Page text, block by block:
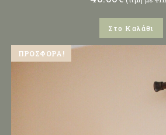
Στο Καλάθι
ΠΡΟΣΦΟΡΆ!